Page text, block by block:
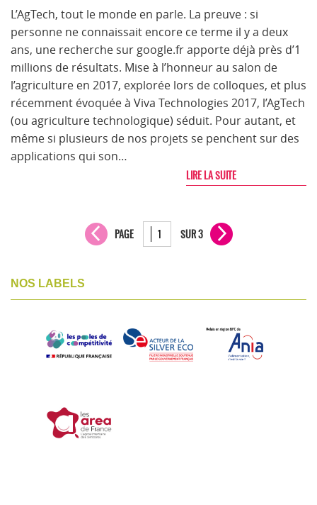
L’AgTech, tout le monde en parle. La preuve : si
personne ne connaissait encore ce terme il y a deux
ans, une recherche sur google.fr apporte déjà près d’1
millions de résultats. Mise à l’honneur au salon de
l’agriculture en 2017, explorée lors de colloques, et plus
récemment évoquée à Viva Technologies 2017, l’AgTech
(ou agriculture technologique) séduit. Pour autant, et
même si plusieurs de nos projets se penchent sur des
applications qui son…
LIRE LA SUITE
PAGE SUR 3
NOS LABELS